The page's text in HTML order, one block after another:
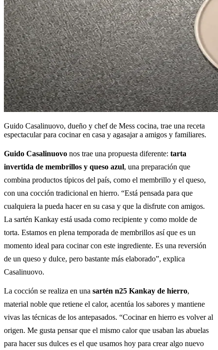
Guido Casalinuovo, dueño y chef de Mess cocina, trae una receta
espectacular para cocinar en casa y agasajar a amigos y familiares.
Guido Casalinuovo nos trae una propuesta diferente: tarta
invertida de membrillos y queso azul, una preparación que
combina productos típicos del país, como el membrillo y el queso,
con una cocción tradicional en hierro. “Está pensada para que
cualquiera la pueda hacer en su casa y que la disfrute con amigos.
La sartén Kankay está usada como recipiente y como molde de
torta. Estamos en plena temporada de membrillos así que es un
momento ideal para cocinar con este ingrediente. Es una reversión
de un queso y dulce, pero bastante más elaborado”, explica
Casalinuovo.
La cocción se realiza en una sartén n25 Kankay de hierro,
material noble que retiene el calor, acentúa los sabores y mantiene
vivas las técnicas de los antepasados. “Cocinar en hierro es volver al
origen. Me gusta pensar que el mismo calor que usaban las abuelas
para hacer sus dulces es el que usamos hoy para crear algo nuevo